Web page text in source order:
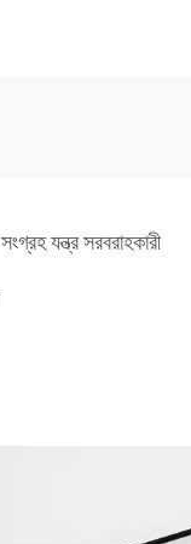
সংগ্রহ যন্ত্র সরবরাহকারী